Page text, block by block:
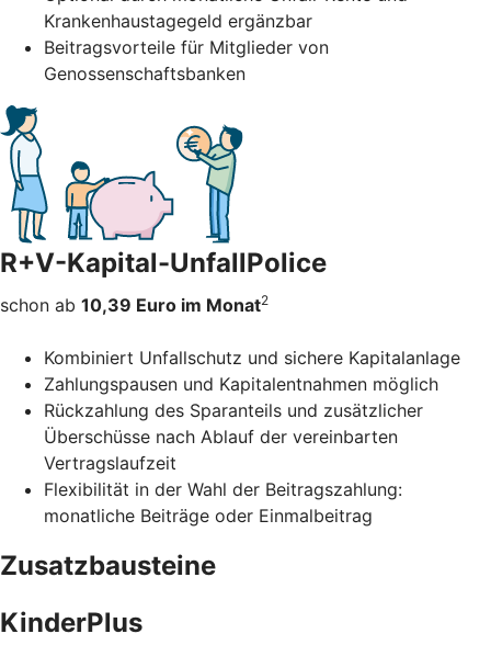
Krankenhaustagegeld ergänzbar
Beitragsvorteile für Mitglieder von
Genossenschaftsbanken
R+V-Kapital-UnfallPolice
schon ab 10,39 Euro im Monat2
Kombiniert Unfallschutz und sichere Kapitalanlage
Zahlungspausen und Kapitalentnahmen möglich
Rückzahlung des Sparanteils und zusätzlicher
Überschüsse nach Ablauf der vereinbarten
Vertragslaufzeit
Flexibilität in der Wahl der Beitragszahlung:
monatliche Beiträge oder Einmalbeitrag
Zusatzbausteine
KinderPlus